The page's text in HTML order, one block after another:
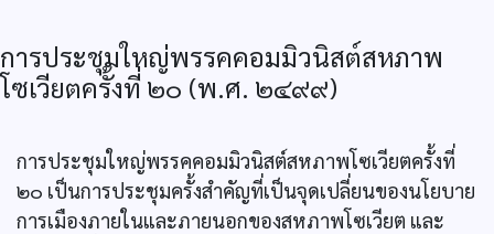
การประชุมใหญ่พรรคคอมมิวนิสต์สหภาพ
โซเวียตครั้งที่ ๒๐ (พ.ศ. ๒๔๙๙)
การประชุมใหญ่พรรคคอมมิวนิสต์สหภาพโซเวียตครั้งที่
๒๐ เป็นการประชุมครั้งสำคัญที่เป็นจุดเปลี่ยนของนโยบาย
การเมืองภายในและภายนอกของสหภาพโซเวียต และ